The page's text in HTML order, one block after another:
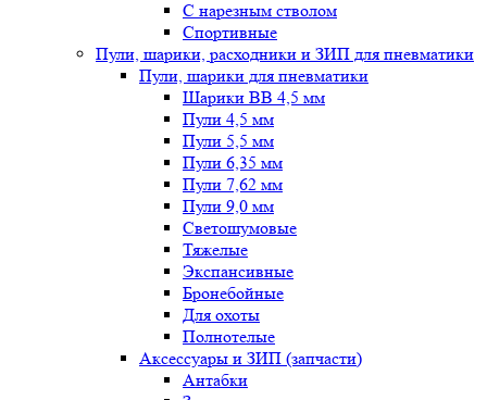
С нарезным стволом
Спортивные
Пули, шарики, расходники и ЗИП для пневматики
Пули, шарики для пневматики
Шарики BB 4,5 мм
Пули 4,5 мм
Пули 5,5 мм
Пули 6,35 мм
Пули 7,62 мм
Пули 9,0 мм
Светошумовые
Тяжелые
Экспансивные
Бронебойные
Для охоты
Полнотелые
Аксессуары и ЗИП (запчасти)
Антабки